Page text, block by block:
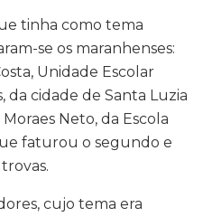
tinha como tema
se os maranhenses:
Unidade Escolar
da cidade de Santa Luzia
Neto, da Escola
faturou o segundo e
cujo tema era